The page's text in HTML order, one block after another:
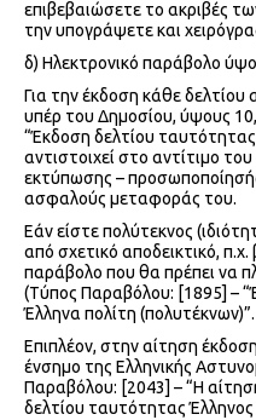
επιβεβαιώσετε το ακριβές
την υπογράψετε και
δ) Ηλεκτρονικό παράβολο
Για την έκδοση κάθε δελτίου
υπέρ του Δημοσίου, ύψους
“Έκδοση δελτίου
αντιστοιχεί στο αντίτιμο
εκτύπωσης –
ασφαλούς μεταφοράς του.
Εάν είστε πολύτεκνος
από σχετικό αποδεικτικό,
παράβολο που θα πρέπει να
(Τύπος Παραβόλου: [1895] –
Έλληνα πολίτη (πολυτέκνων)”.
Επιπλέον, στην αίτηση
ένσημο της Ελληνικής
Παραβόλου: [2043] – “Η
δελτίου ταυτότητας